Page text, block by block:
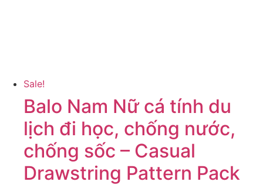
Sale!
Balo Nam Nữ cá tính du
lịch đi học, chống nước,
chống sốc – Casual
Drawstring Pattern Pack